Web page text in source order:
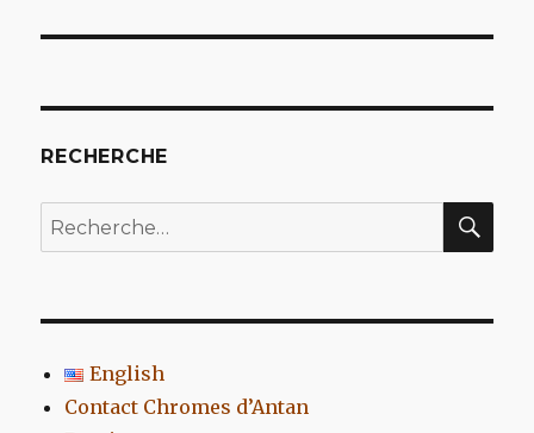
RECHERCHE
Recherche
pour
English
Contact Chromes d’Antan